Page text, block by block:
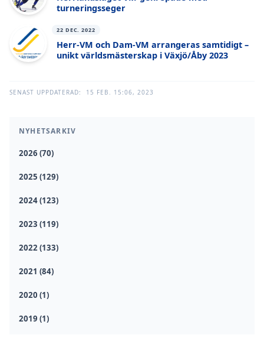
NYHETSARKIV
2026 (70)
2025 (129)
2024 (123)
2023 (119)
2022 (133)
2021 (84)
2020 (1)
2019 (1)
turneringsseger
22 DEC. 2022
Herr-VM och Dam-VM arrangeras samtidigt –
unikt världsmästerskap i Växjö/Åby 2023
SENAST UPPDATERAD: 15 FEB. 15:06, 2023